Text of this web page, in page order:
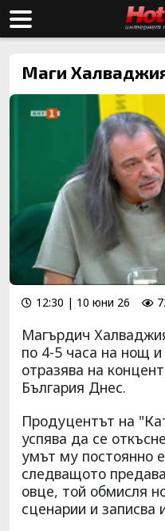
Маги
12:30 | 10 юни 26
Магърдич
по 4-5 часа на нощ и
отразява на
България Днес.
Продуцентът на
успява да се
умът му постоянно
следващото
овце, той обмисля
сценарии и записва